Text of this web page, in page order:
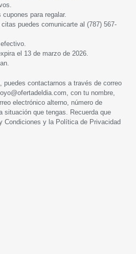
para regalar.
puedes comunicarte al (787) 567-
el 13 de marzo de 2026.
puedes contactarnos a través de correo
, con tu nombre,
electrónico alterno, número de
situación que tengas. Recuerda que
Condiciones y la Política de Privacidad